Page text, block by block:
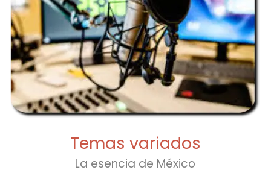
Temas variados
La esencia de México